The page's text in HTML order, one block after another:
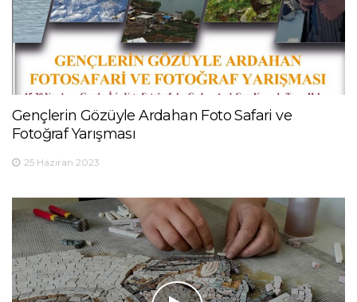
Gençlerin Gözüyle Ardahan Foto Safari ve
Fotoğraf Yarışması
25 Haziran 2023